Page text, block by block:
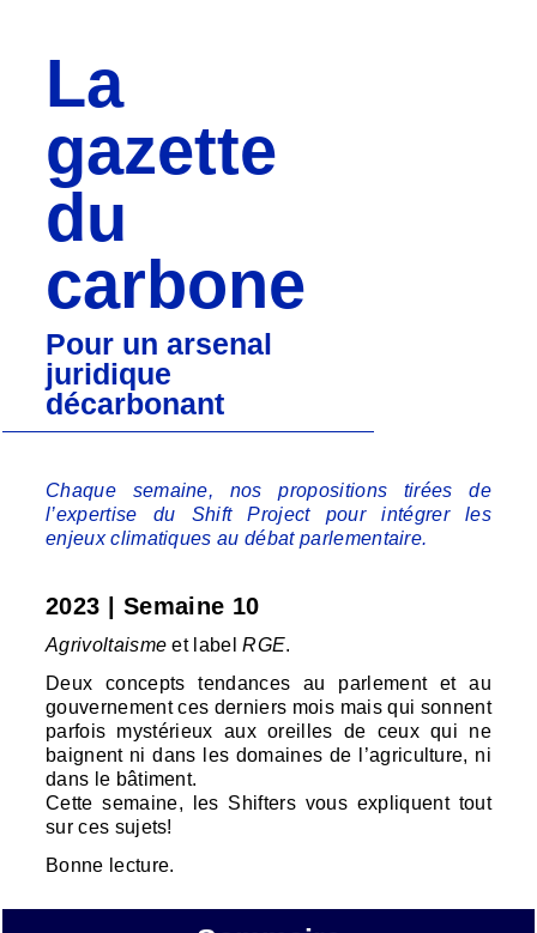
La
gazette
du
carbone
Pour un arsenal
juridique
décarbonant
Chaque semaine, nos propositions tirées de
l’expertise du Shift Project pour intégrer les
enjeux climatiques au débat parlementaire.
2023 | Semaine 10
Agrivoltaisme et labelRGE.
Deux concepts tendances au parlement et au
gouvernement ces derniers mois mais qui sonnent
parfois mystérieux aux oreilles de ceux qui ne
baignent ni dans les domaines de l’agriculture, ni
dans le bâtiment.
Cette semaine, les Shifters vous expliquent tout
sur ces sujets!
Bonne lecture.